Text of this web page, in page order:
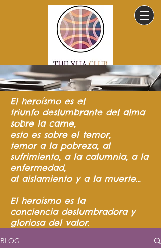
El heroísmo es el
triunfo deslumbrante del alma
sobre la carne,
esto es sobre el temor,
temor a la pobreza, al
sufrimiento, a la calumnia, a la
enfermedad,
al aislamiento y a la muerte…
El heroísmo es la
conciencia deslumbradora y
gloriosa del valor.
BLOG